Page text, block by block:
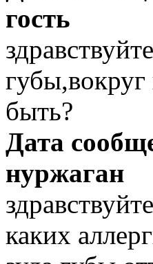
гость
губы,вокруг
быть?
Дата
нуржаган
каких